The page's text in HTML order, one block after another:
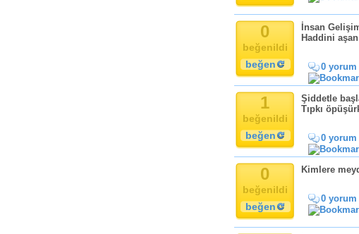
0
beğenildi
beğen
İnsan
Haddini
0 yorum
1
beğenildi
beğen
Şiddetle
Tıpkı
0 yorum
0
beğenildi
beğen
Kimlere
0 yorum